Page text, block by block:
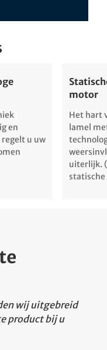
en
u uw
motor
Het hart
lamel
uiterlijk.
wij uitgebreid
product bij u